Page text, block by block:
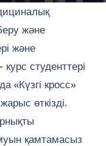
және
және
студенттері
«Күзгі кросс»
өткізді.
қамтамасыз